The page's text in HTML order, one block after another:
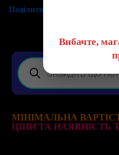
Поділитись:
МІНІМАЛЬНА
ЦІНИ ТА НАЯВНІСТЬ
Вибачте,